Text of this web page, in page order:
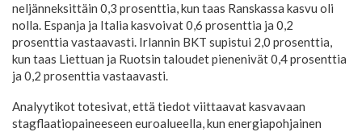
neljänneksittäin 0,3 prosenttia, kun taas Ranskassa kasvu oli
nolla. Espanja ja Italia kasvoivat 0,6 prosenttia ja 0,2
prosenttia vastaavasti. Irlannin BKT supistui 2,0 prosenttia,
kun taas Liettuan ja Ruotsin taloudet pienenivät 0,4 prosenttia
ja 0,2 prosenttia vastaavasti.
Analyytikot totesivat, että tiedot viittaavat kasvavaan
stagflaatiopaineeseen euroalueella, kun energiapohjainen